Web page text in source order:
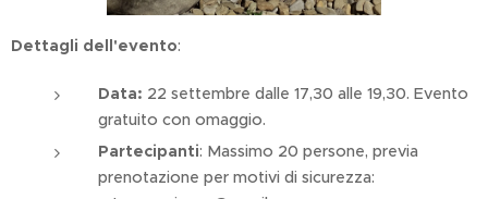
Dettagli dell'evento:
Data: 22 settembre dalle 17,30 alle 19,30. Evento
gratuito con omaggio.
Partecipanti: Massimo 20 persone, previa
prenotazione per motivi di sicurezza: